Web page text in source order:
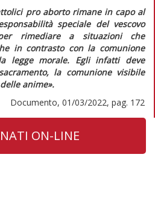
pro aborto rimane in capo al
speciale del vescovo
rimediare a situazioni che
in contrasto con la comunione
legge morale. Egli infatti deve
la comunione visibile
anime».
Documento, 01/03/2022, pag. 172
ON-LINE